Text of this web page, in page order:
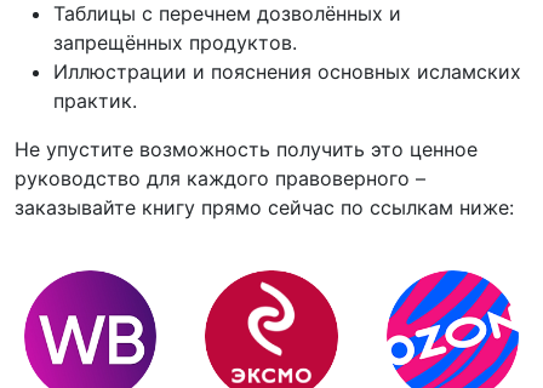
Таблицы с перечнем дозволённых и
запрещённых продуктов.
Иллюстрации и пояснения основных исламских
практик.
Не упустите возможность получить это ценное
руководство для каждого правоверного –
заказывайте книгу прямо сейчас по ссылкам ниже: